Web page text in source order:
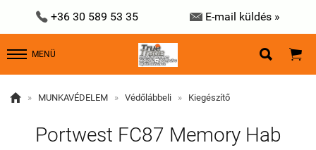
 +36 30 589 53 35  E-mail küldés »
MENÜ  
 » MUNKAVÉDELEM » Védőlábbeli » Kiegészítő
Portwest FC87 Memory Hab